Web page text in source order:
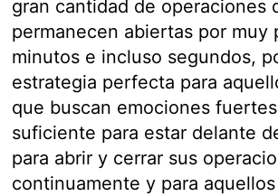
gran cantidad de operaciones
permanecen abiertas por muy
minutos e incluso segundos,
estrategia perfecta para
que buscan emociones
suficiente para estar delante
para abrir y cerrar sus
continuamente y para